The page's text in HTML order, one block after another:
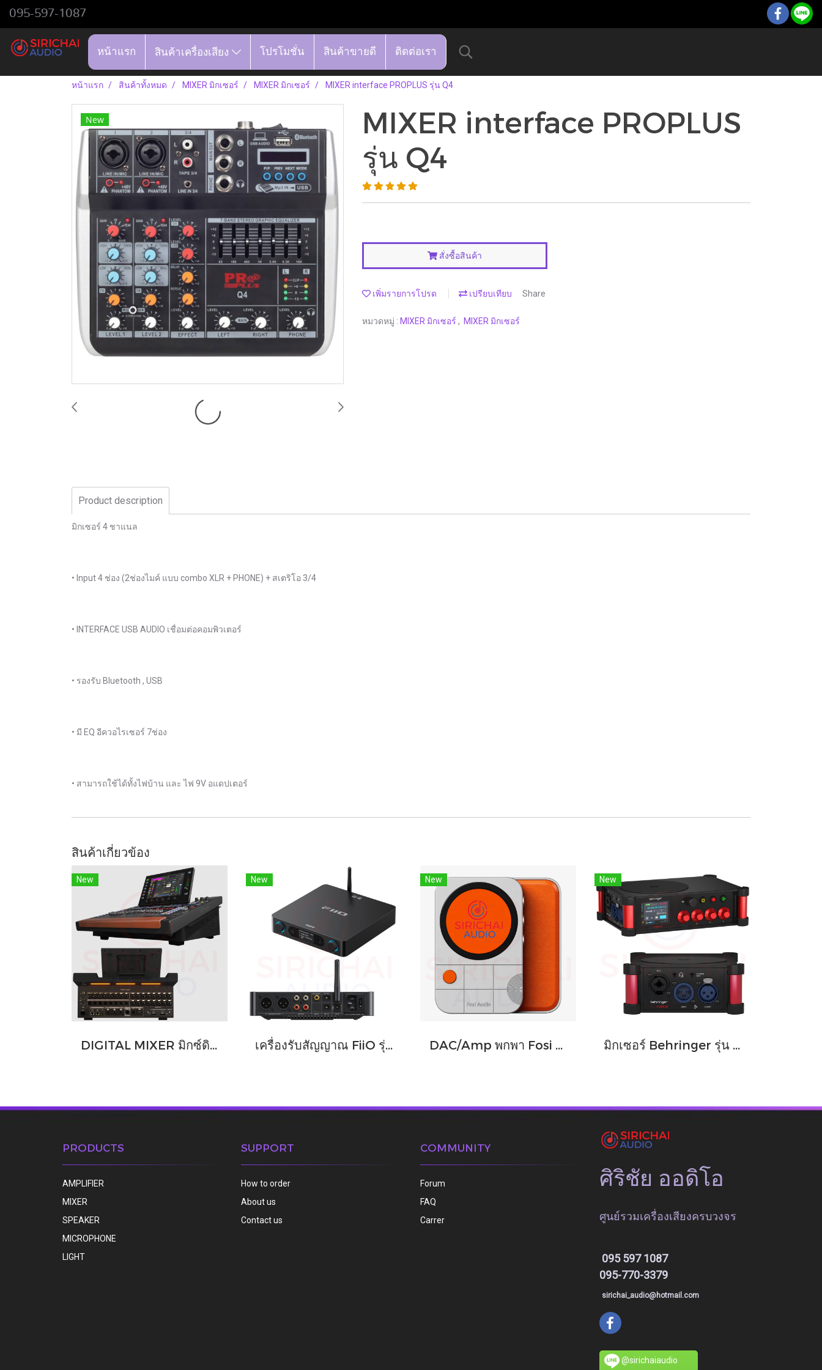
095-597-1087
หน้าแรก สินค้าเครื่องเสียง โปรโมชั่น สินค้าขายดี ติดต่อเรา
หน้าแรก สินค้าทั้งหมด MIXER มิกเซอร์ MIXER มิกเซอร์ MIXER interface PROPLUS รุ่น Q4
New
MIXER interface PROPLUS
รุ่น Q4
สั่งซื้อสินค้า
เพิ่มรายการโปรด เปรียบเทียบ Share
หมวดหมู่ : MIXER มิกเซอร์ , MIXER มิกเซอร์
Product description
มิกเซอร์ 4 ชาแนล
• Input 4 ช่อง (2ช่องไมค์ แบบ combo XLR + PHONE) + สเตริโอ 3/4
• INTERFACE USB AUDIO เชื่อมต่อคอมพิวเตอร์
• รองรับ Bluetooth , USB
• มี EQ อีควอไรเซอร์ 7ช่อง
• สามารถใช้ได้ทั้งไฟบ้าน และ ไฟ 9V อแดปเตอร์
สินค้าเกี่ยวข้อง
New
DIGITAL MIXER มิกซ์ดิจิตอล Behringer รุ่น WING COMPACT
New
เครื่องรับสัญญาณ FiiO รุ่น BR15 R2R
New
DAC/Amp พกพา Fosi Audio รุ่น MD3 ชิปDAC เรือธง ESS ES9039Q2M
New
มิกเซอร์ Behringer รุ่น FLOW 4V
PRODUCTS
AMPLIFIER
MIXER
SPEAKER
MICROPHONE
LIGHT
SUPPORT
How to order
About us
Contact us
COMMUNITY
Forum
FAQ
Carrer
ศิริชัย ออดิโอ
ศูนย์รวมเครื่องเสียงครบวงจร
095 597 1087
095-770-3379
sirichai_audio@hotmail.com
@sirichaiaudio